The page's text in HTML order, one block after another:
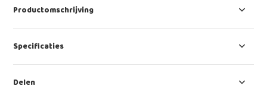
Productomschrijving
Specificaties
Delen